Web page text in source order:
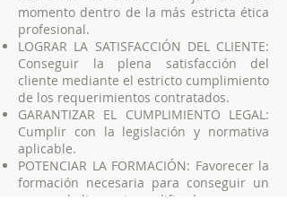
momento dentro de la más estricta ética
profesional.
LOGRAR LA SATISFACCIÓN DEL CLIENTE:
Conseguir la plena satisfacción del
cliente mediante el estricto cumplimiento
de los requerimientos contratados.
GARANTIZAR EL CUMPLIMIENTO LEGAL:
Cumplir con la legislación y normativa
aplicable.
POTENCIAR LA FORMACIÓN: Favorecer la
formación necesaria para conseguir un
personal altamente cualificado.